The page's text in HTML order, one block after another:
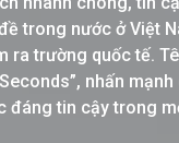
trong nước ở Việt
trường quốc tế.
nhấn
đáng tin cậy trong